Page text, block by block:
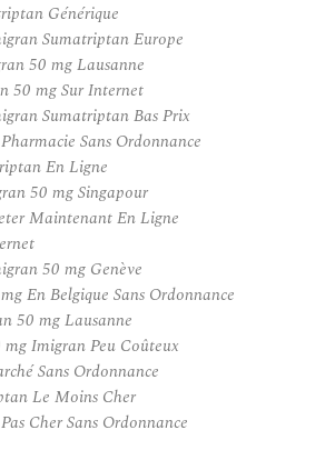
Générique
Sumatriptan Europe
50 mg Lausanne
50 mg Sur Internet
Sumatriptan Bas Prix
Sans Ordonnance
En Ligne
50 mg Singapour
Maintenant En Ligne
50 mg Genève
En Belgique Sans Ordonnance
50 mg Lausanne
Imigran Peu Coûteux
Sans Ordonnance
Le Moins Cher
Cher Sans Ordonnance